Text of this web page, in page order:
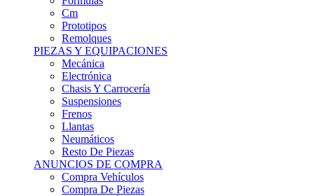
Prototipos
Remolques
PIEZAS Y EQUIPACIONES
Mecánica
Electrónica
Chasis Y Carrocería
Suspensiones
Frenos
Llantas
Neumáticos
Resto De Piezas
ANUNCIOS DE COMPRA
Compra Vehículos
Compra De Piezas
CARCROSS Y FÓRMULAS